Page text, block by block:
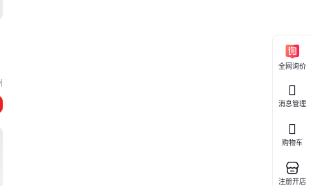
全网询价
消息管理
购物车
注册开店